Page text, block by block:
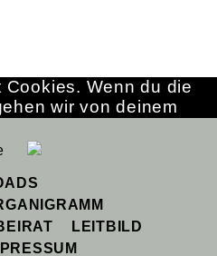
LEITBILD
Wenn du die
wir von deinem